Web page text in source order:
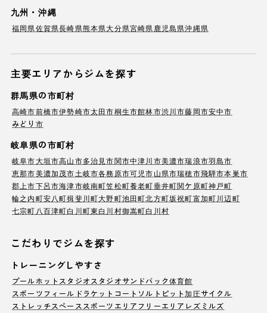
九州・沖縄
福岡県佐賀県長崎県熊本県大分県宮崎県 鹿児島県沖縄県
主要エリアからジムを探す
群馬県の市町村
高崎市前橋市伊勢崎市太田市桐生市館林市渋川市藤岡市安中市
みどり市
岐阜県の市町村
岐阜市大垣市高山市多治見市関市中津川市美濃市瑞浪市羽島市
恵那市美濃加茂市土岐市各務原市可児市山県市瑞穂市飛騨市本巣市
郡上市下呂市海津市岐南町笠松町養老町垂井町関ケ原町神戸町
輪之内町安八町揖斐川町大野町池田町北方町坂祝町富加町川辺町
七宗町 八百津町白川町東白川村御嵩町白川村
こだわりでジムを探す
トレーニングしやすさ
プールホットスタジオ スタジオサンドバック体育館
スポーツフィールド ラケットコート ソルトピット加圧サイクル
ストレッチスペース スポーツエリア フリーエリア レズミルズ